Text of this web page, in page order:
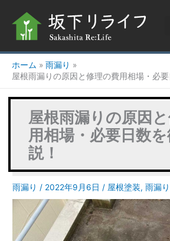
ホーム
雨漏り
屋根雨漏りの原因と修理の費用相場・必要
屋根雨漏りの原因
用相場・必要日数
説！
雨漏り / 2022年9月6日 / 屋根塗装,雨漏り
東
京
都
中
鷺
宮
邸
、
大
屋
東
都
谷
中
邸
、
外
壁
東
都
雑
司
K
様
邸
、
都
文
千
石
邸
、
外
壁